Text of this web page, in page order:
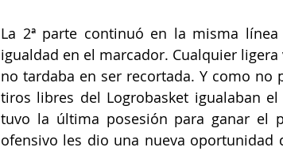
La 2ª parte continuó en la misma
igualdad en el marcador. Cualquier
no tardaba en ser recortada. Y como
tiros libres del Logrobasket igualaban
tuvo la última posesión para ganar el
ofensivo les dio una nueva oportunidad